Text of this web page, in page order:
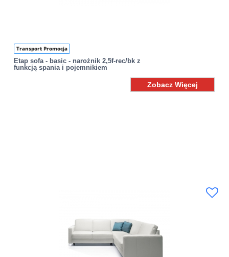
Transport Promocja
Etap sofa - basic - narożnik 2,5f-rec/bk z
funkcją spania i pojemnikiem
Zobacz Więcej